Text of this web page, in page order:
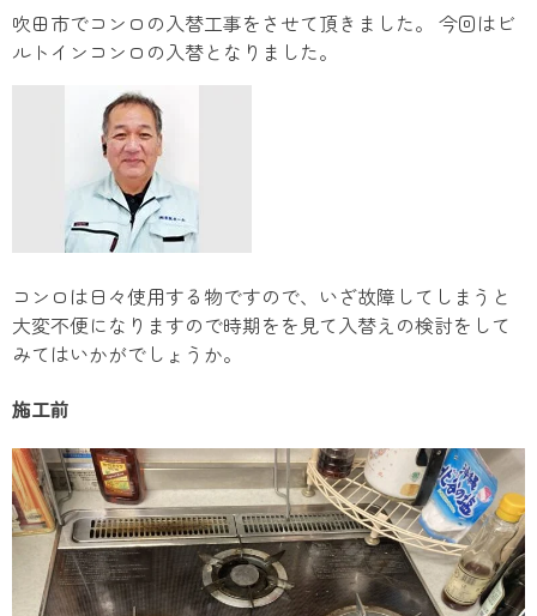
吹田市でコンロの入替工事をさせて頂きました。 今回はビ
ルトインコンロの入替となりました。
コンロは日々使用する物ですので、いざ故障してしまうと
大変不便になりますので時期をを見て入替えの検討をして
みてはいかがでしょうか。
施工前